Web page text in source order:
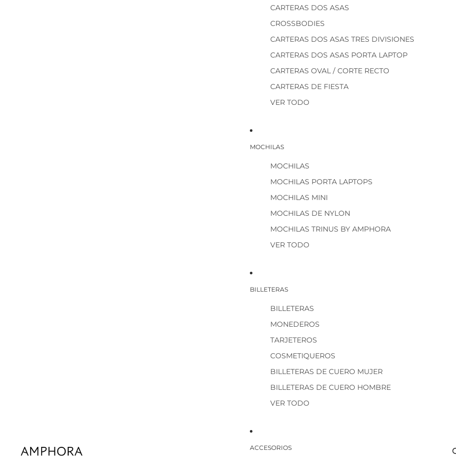
CARTERAS DOS ASAS
CROSSBODIES
CARTERAS DOS ASAS TRES DIVISIONES
CARTERAS DOS ASAS PORTA LAPTOP
CARTERAS OVAL / CORTE RECTO
CARTERAS DE FIESTA
VER TODO
MOCHILAS
MOCHILAS
MOCHILAS PORTA LAPTOPS
MOCHILAS MINI
MOCHILAS DE NYLON
MOCHILAS TRINUS BY AMPHORA
VER TODO
BILLETERAS
BILLETERAS
MONEDEROS
TARJETEROS
COSMETIQUEROS
BILLETERAS DE CUERO MUJER
BILLETERAS DE CUERO HOMBRE
VER TODO
ACCESORIOS